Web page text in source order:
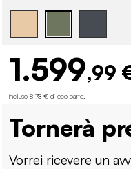
1.599,99
incluso 8,78 € di eco-parte.
Tornerà
Vorrei ricevere un